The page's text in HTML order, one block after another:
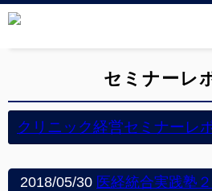
セミナーレ
クリニック経営セミナーレ
2018/05/30 医経統合実践塾